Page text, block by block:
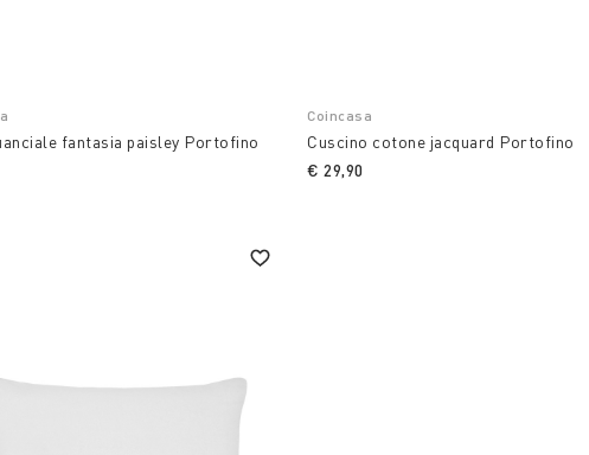
fantasia paisley Portofino
Coincasa
Cuscino cotone jacquard Portofino
€ 29,90